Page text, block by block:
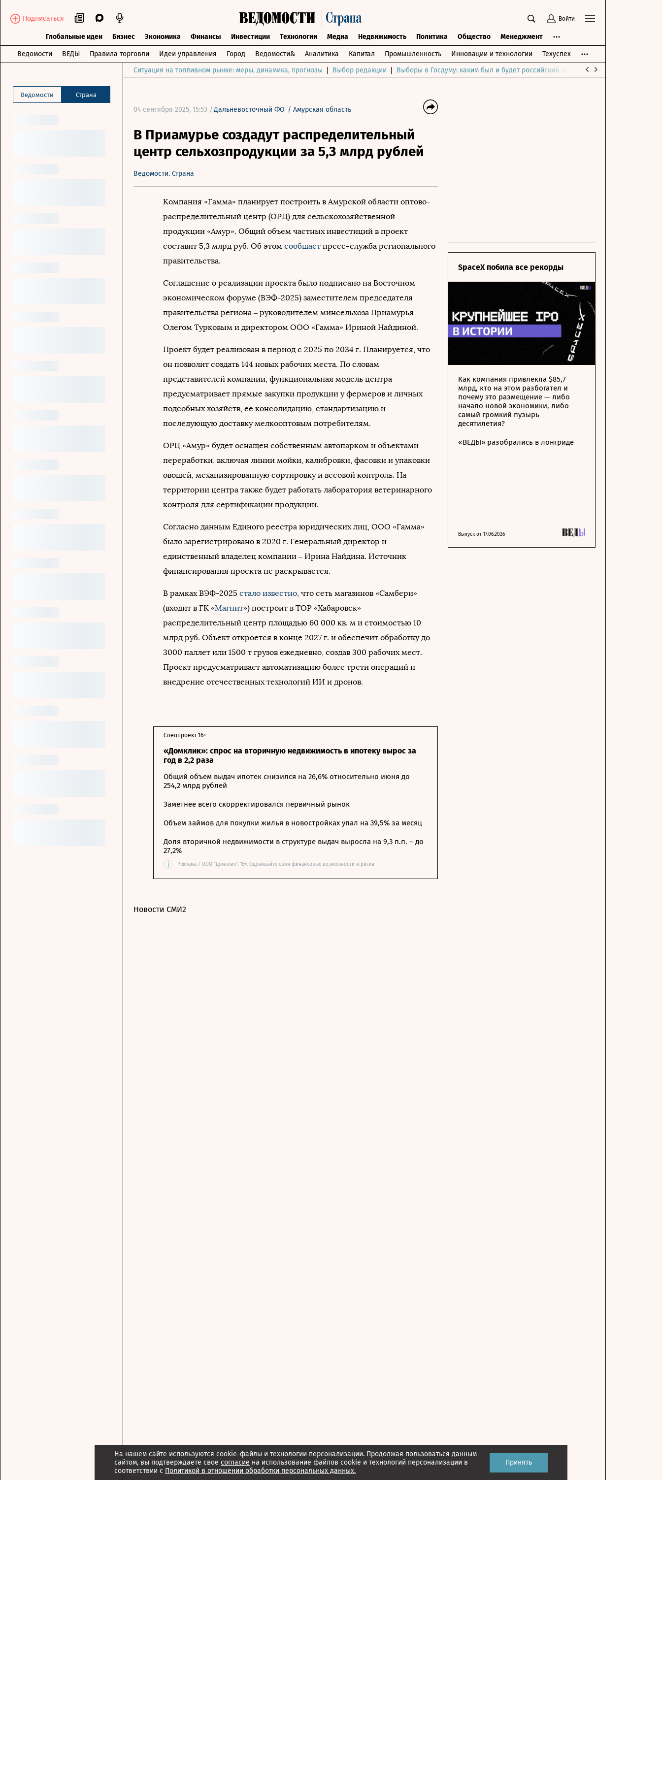
На нашем сайте используются cookie-файлы и технологии персонализации. Продолжая пользоваться данным
сайтом, вы подтверждаете свое согласие на использование файлов cookie и технологий персонализации в
соответствии с Политикой в отношении обработки персональных данных.
Принять
Подписаться Войти
Глобальные идеи Бизнес Экономика Финансы Инвестиции Технологии Медиа Недвижимость Политика Общество Менеджмент
Ведомости ВЕДЫ Правила торговли Идеи управления Город Ведомости& Аналитика Капитал Промышленность Инновации и технологии Техуспех
Ведомости Страна
Ситуация на топливном рынке: меры, динамика, прогнозы Выбор редакции Выборы в Госдуму: каким был и будет российский парламент
04 сентября 2025, 15:53 /Дальневосточный ФО / Амурская область
В Приамурье создадут распределительный
центр сельхозпродукции за 5,3 млрд рублей
Ведомости. Страна
Компания «Гамма» планирует построить в Амурской области оптово-
распределительный центр (ОРЦ) для сельскохозяйственной
продукции «Амур». Общий объем частных инвестиций в проект
составит 5,3 млрд руб. Об этом сообщает пресс-служба регионального
правительства.
Соглашение о реализации проекта было подписано на Восточном
экономическом форуме (ВЭФ-2025) заместителем председателя
правительства региона – руководителем минсельхоза Приамурья
Олегом Турковым и директором ООО «Гамма» Ириной Найдиной.
Проект будет реализован в период с 2025 по 2034 г. Планируется, что
он позволит создать 144 новых рабочих места. По словам
представителей компании, функциональная модель центра
предусматривает прямые закупки продукции у фермеров и личных
подсобных хозяйств, ее консолидацию, стандартизацию и
последующую доставку мелкооптовым потребителям.
ОРЦ «Амур» будет оснащен собственным автопарком и объектами
переработки, включая линии мойки, калибровки, фасовки и упаковки
овощей, механизированную сортировку и весовой контроль. На
территории центра также будет работать лаборатория ветеринарного
контроля для сертификации продукции.
Согласно данным Единого реестра юридических лиц, ООО «Гамма»
было зарегистрировано в 2020 г. Генеральный директор и
единственный владелец компании – Ирина Найдина. Источник
финансирования проекта не раскрывается.
В рамках ВЭФ-2025 стало известно, что сеть магазинов «Самбери»
(входит в ГК «Магнит») построит в ТОР «Хабаровск»
распределительный центр площадью 60 000 кв. м и стоимостью 10
млрд руб. Объект откроется в конце 2027 г. и обеспечит обработку до
3000 паллет или 1500 т грузов ежедневно, создав 300 рабочих мест.
Проект предусматривает автоматизацию более трети операций и
внедрение отечественных технологий ИИ и дронов.
«Домклик»: спрос на вторичную недвижимость в ипотеку вырос за
год в 2,2 раза
Спецпроект 16+
Общий объем выдач ипотек снизился на 26,6% относительно июня до
254,2 млрд рублей
Заметнее всего скорректировался первичный рынок
Объем займов для покупки жилья в новостройках упал на 39,5% за месяц
Доля вторичной недвижимости в структуре выдач выросла на 9,3 п.п. – до
27,2%
i Реклама / ООО "Домклик". 16+. Оценивайте свои финансовые возможности и риски
SpaceX побила все рекорды
Как компания привлекла $85,7
млрд, кто на этом разбогател и
почему это размещение — либо
начало новой экономики, либо
самый громкий пузырь
десятилетия?
«ВЕДЫ» разобрались в лонгриде
Выпуск от 17.06.2026
Новости СМИ2